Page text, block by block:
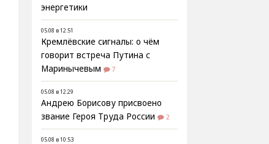
энергетики
05.08 в 12:51
Кремлёвские сигналы: о чём
говорит встреча Путина с
Маринычевым
7
05.08 в 12:29
Андрею Борисову присвоено
звание Героя Труда России
2
05.08 в 10:53